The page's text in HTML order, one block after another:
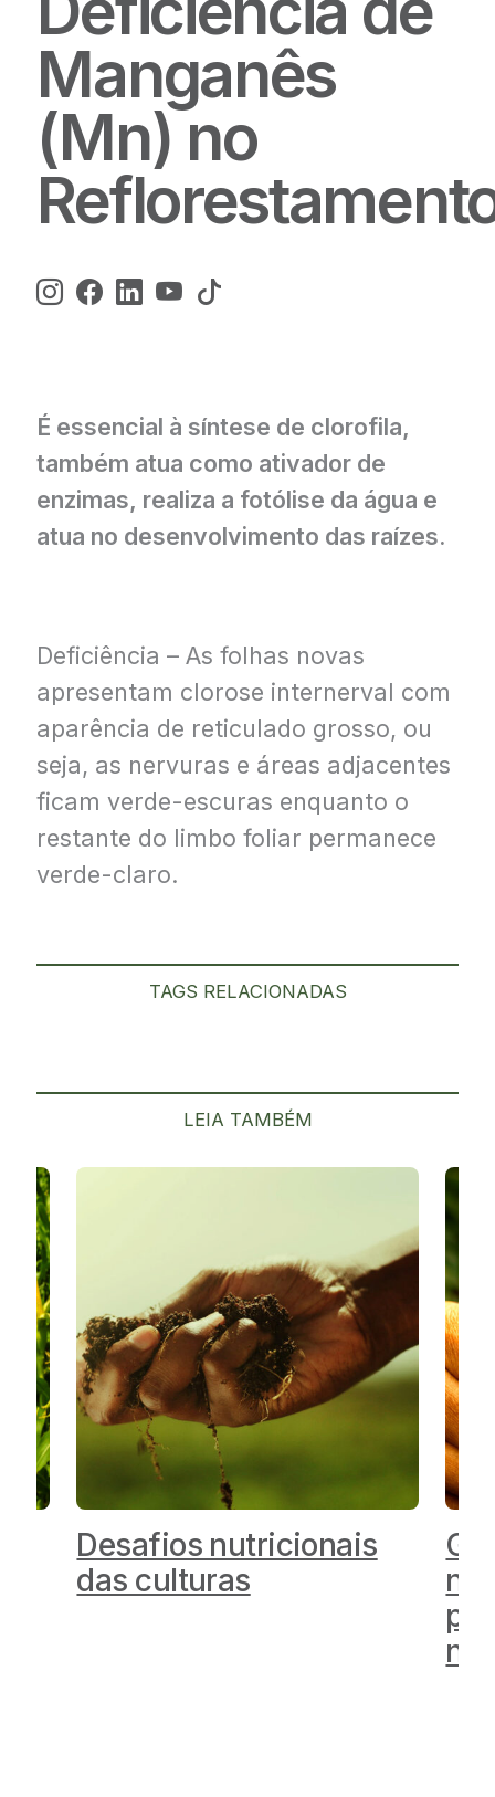
Manganês
(Mn) no
É essencial à síntese de clorofila,
também atua como ativador de
enzimas, realiza a fotólise da água e
atua no desenvolvimento das raízes.
Deficiência – As folhas novas
apresentam clorose internerval com
aparência de reticulado grosso, ou
seja, as nervuras e áreas adjacentes
ficam verde-escuras enquanto o
restante do limbo foliar permanece
verde-claro.
TAGS RELACIONADAS
LEIA TAMBÉM
Desafios nutricionais
das culturas
no